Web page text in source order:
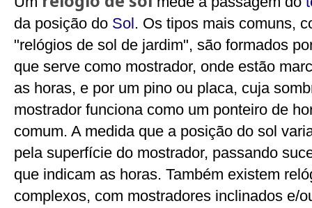
da posição do Sol. Os tipos mais comuns,
"relógios de sol de jardim", são formados
que serve como mostrador, onde estão
as horas, e por um pino ou placa, cuja
mostrador funciona como um ponteiro de
comum. A medida que a posição do sol
pela superfície do mostrador, passando
que indicam as horas. Também existem
complexos, com mostradores inclinados e/